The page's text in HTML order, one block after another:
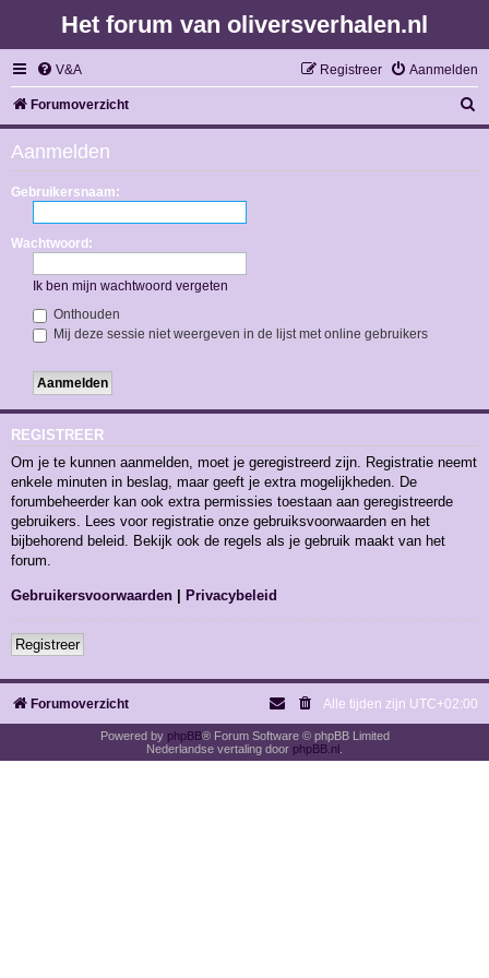
Het forum van oliversverhalen.nl
V&A Aanmelden
Registreer
Forumoverzicht
o
Aanmelden
Gebruikersnaam:
Wachtwoord:
Ik ben mijn wachtwoord vergeten
Onthouden
Mij deze sessie niet weergeven in de lijst met online gebruikers
REGISTREER
Om je te kunnen aanmelden, moet je geregistreerd zijn. Registratie neemt
enkele minuten in beslag, maar geeft je extra mogelijkheden. De
forumbeheerder kan ook extra permissies toestaan aan geregistreerde
gebruikers. Lees voor registratie onze gebruiksvoorwaarden en het
bijbehorend beleid. Bekijk ook de regels als je gebruik maakt van het
forum.
Gebruikersvoorwaarden | Privacybeleid
Registreer
Forumoverzicht Alle tijden zijn UTC+02:00
Powered by phpBB® Forum Software © phpBB Limited
Nederlandse vertaling door phpBB.nl